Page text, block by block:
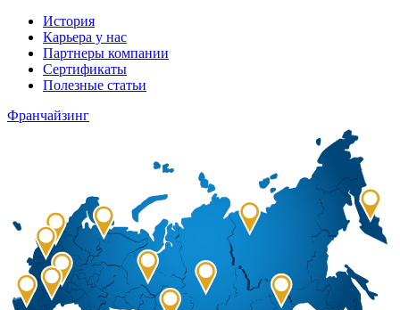
История
Карьера у нас
Партнеры компании
Сертификаты
Полезные статьи
Франчайзинг